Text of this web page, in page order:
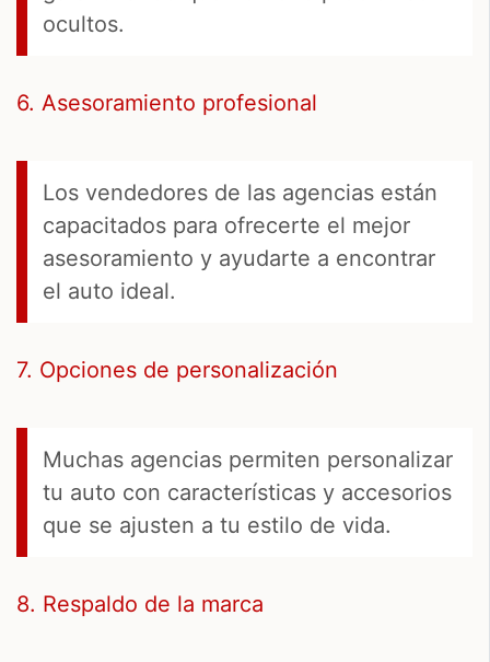
ocultos.
6. Asesoramiento profesional
Los vendedores de las agencias están
capacitados para ofrecerte el mejor
asesoramiento y ayudarte a encontrar
el auto ideal.
7. Opciones de personalización
Muchas agencias permiten personalizar
tu auto con características y accesorios
que se ajusten a tu estilo de vida.
8. Respaldo de la marca